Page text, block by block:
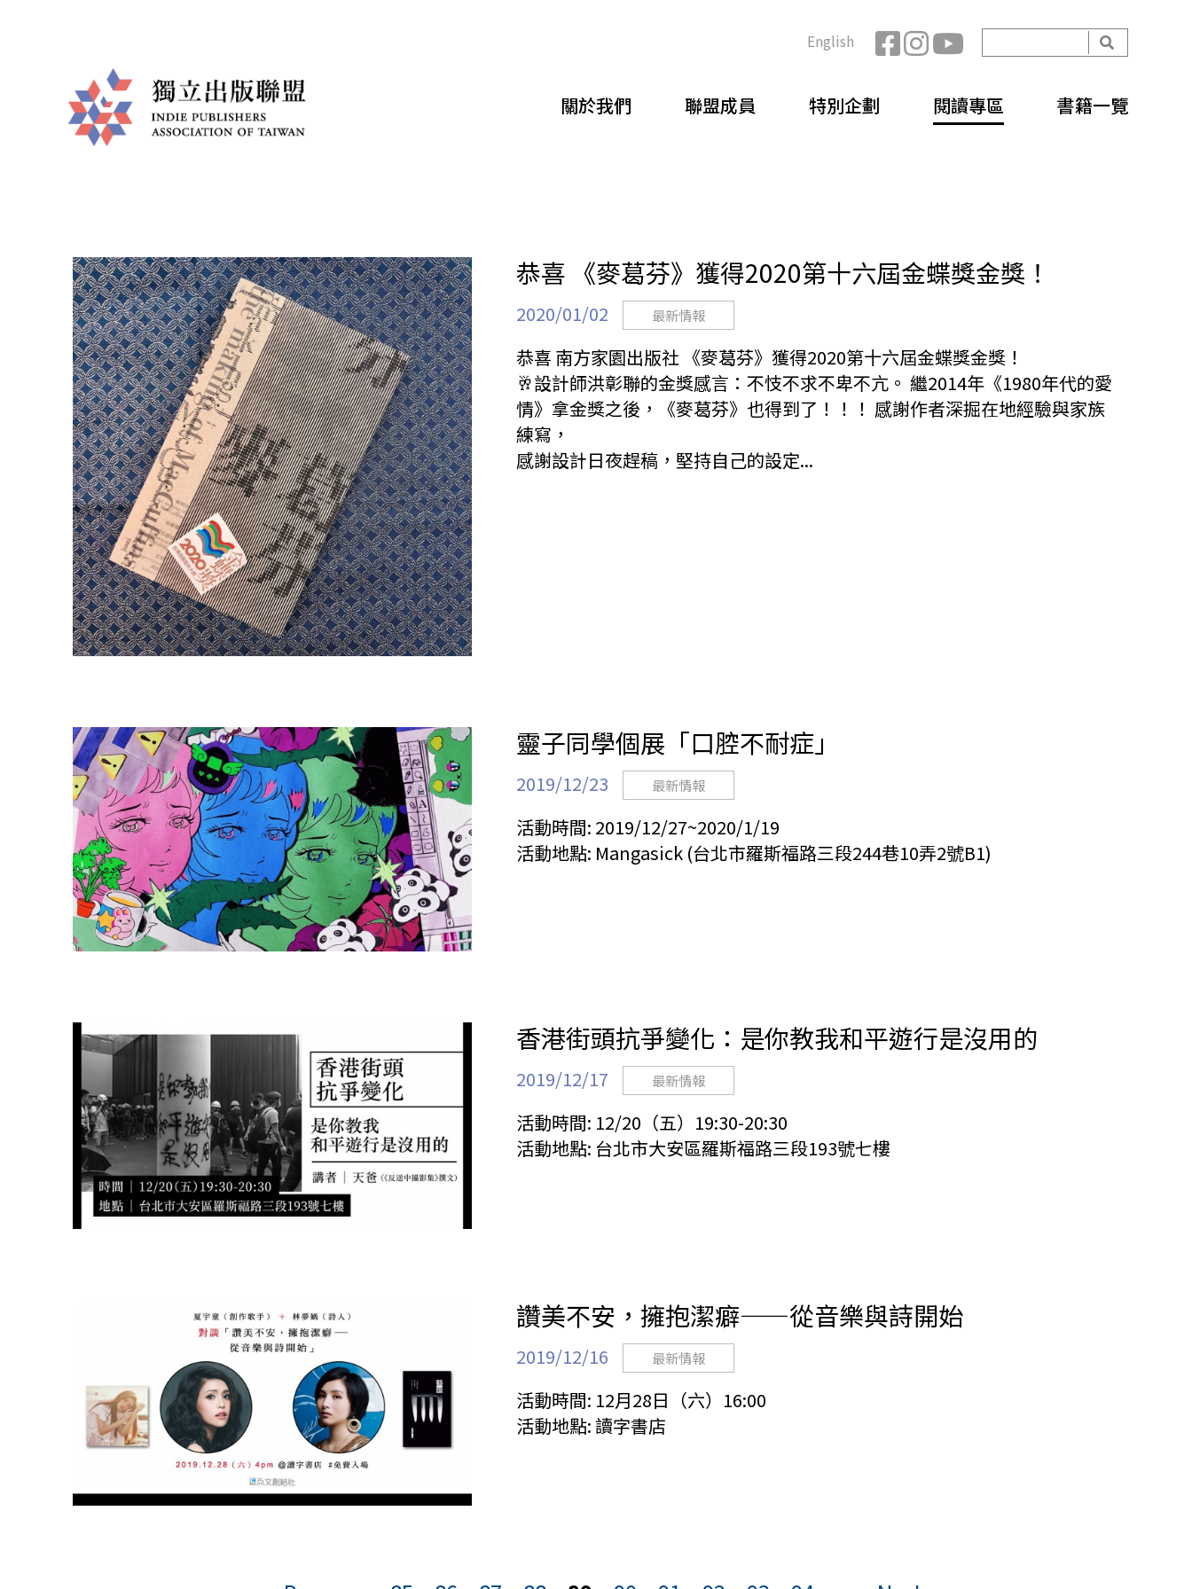
尋
始
尋
English
出
版
聯
盟
網
站
關於我們 聯盟成員 特別企劃 閱讀專區 書籍一覽
恭喜 《麥葛芬》獲得2020第十六屆金蝶獎金獎！
2020/01/02 最新情報
恭喜 南方家園出版社 《麥葛芬》獲得2020第十六屆金蝶獎金獎！
🥂設計師洪彰聯的金獎感言：不忮不求不卑不亢。 繼2014年《1980年代的愛
情》拿金獎之後，《麥葛芬》也得到了！！！ 感謝作者深掘在地經驗與家族
練寫，
感謝設計日夜趕稿，堅持自己的設定...
靈子同學個展「口腔不耐症」
2019/12/23 最新情報
活動時間: 2019/12/27~2020/1/19
活動地點: Mangasick (台北市羅斯福路三段244巷10弄2號B1)
香港街頭抗爭變化：是你教我和平遊行是沒用的
2019/12/17 最新情報
活動時間: 12/20（五）19:30-20:30
活動地點: 台北市大安區羅斯福路三段193號七樓
讚美不安，擁抱潔癖——從音樂與詩開始
2019/12/16 最新情報
活動時間: 12月28日（六）16:00
活動地點:讀字書店